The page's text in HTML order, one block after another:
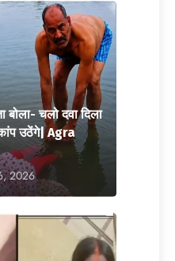
बोला- चलो दवा दिला
उठेंगे| Agra
2026